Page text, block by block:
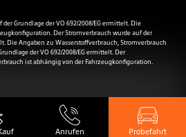
Anrufen Probefahrt
Grundlage der VO 692/2008/EG ermittelt. Die
Der Stromverbrauch wurde auf der
Die Angaben zu Wasserstoffverbrauch, Stromverbrauch
der VO 692/2008/EG ermittelt. Der
ist abhängig von der Fahrzeugkonfiguration.